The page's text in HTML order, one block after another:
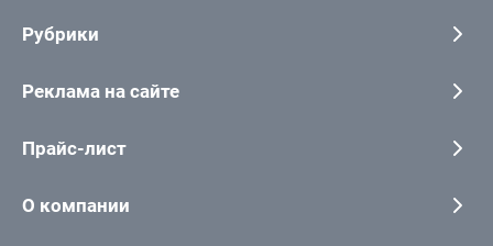
Рубрики
Реклама на сайте
Прайс-лист
О компании